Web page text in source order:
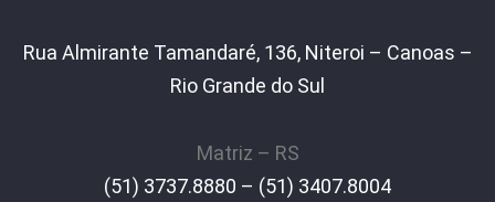
Rua Almirante Tamandaré, 136, Niteroi – Canoas –
Rio Grande do Sul
Matriz – RS
(51) 3737.8880 – (51) 3407.8004